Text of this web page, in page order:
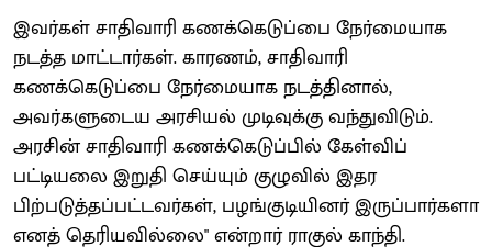
இவர்கள் சாதிவாரி கணக்கெடுப்பை நேர்மையாக
நடத்த மாட்டார்கள். காரணம், சாதிவாரி
கணக்கெடுப்பை நேர்மையாக நடத்தினால்,
அவர்களுடைய அரசியல் முடிவுக்கு வந்துவிடும்.
அரசின் சாதிவாரி கணக்கெடுப்பில் கேள்விப்
பட்டியலை இறுதி செய்யும் குழுவில் இதர
பிற்படுத்தப்பட்டவர்கள், பழங்குடியினர் இருப்பார்களா
எனத் தெரியவில்லை" என்றார் ராகுல் காந்தி.